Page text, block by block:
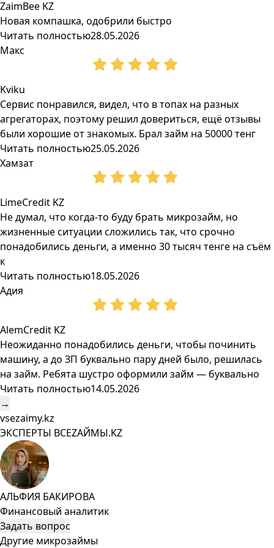
ZaimBee KZ
Новая компашка, одобрили быстро
Читать полностью28.05.2026
Макс
Kviku
Сервис понравился, видел, что в топах на разных
агрегаторах, поэтому решил довериться, ещё отзывы
были хорошие от знакомых. Брал займ на 50000 тенг
Читать полностью25.05.2026
Хамзат
LimeCredit KZ
Не думал, что когда-то буду брать микрозайм, но
жизненные ситуации сложились так, что срочно
понадобились деньги, а именно 30 тысяч тенге на съём
к
Читать полностью18.05.2026
Адия
AlemCredit KZ
Неожиданно понадобились деньги, чтобы починить
машину, а до ЗП буквально пару дней было, решилась
на займ. Ребята шустро оформили займ — буквально
Читать полностью14.05.2026
→
vsezaimy.kz
ЭКСПЕРТЫ ВСЕZAЙМЫ.KZ
АЛЬФИЯ БАКИРОВА
Финансовый аналитик
Задать вопрос
Другие микрозаймы